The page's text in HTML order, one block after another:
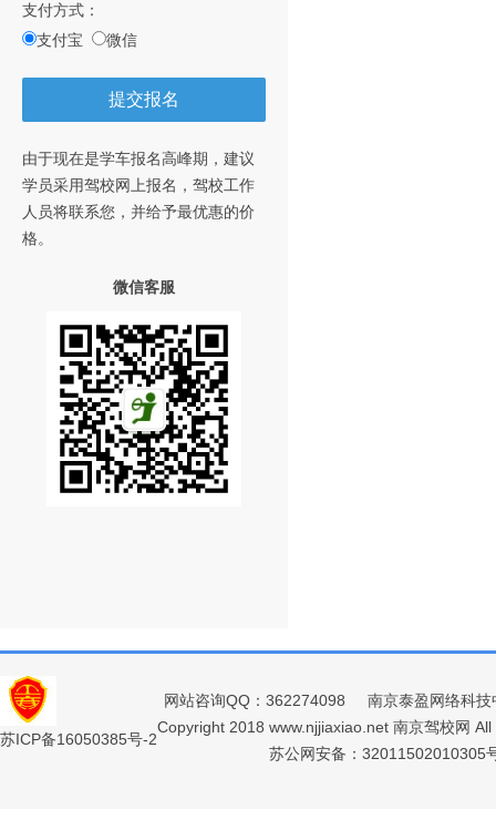
支付方式：
支付宝
微信
提交报名
由于现在是学车报名高峰期，建议
学员采用驾校网上报名，驾校工作
人员将联系您，并给予最优惠的价
格。
微信客服
苏ICP备16050385号-2
网站咨询QQ：362274098
南京泰盈网络科技
Copyright 2018 www.njjiaxiao.net 南京驾校网
苏公网安备：32011502010305